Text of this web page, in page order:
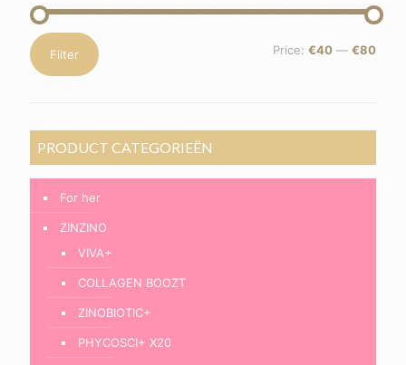
Min
price
Max
priceFilter Price: €40 — €80
PRODUCT CATEGORIEËN
For her
ZINZINO
VIVA+
COLLAGEN BOOZT
ZINOBIOTIC+
PHYCOSCI+ X20